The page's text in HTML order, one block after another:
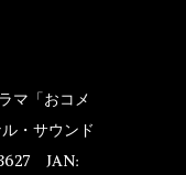
マ「おコメ
・サウンド
3627 JAN: